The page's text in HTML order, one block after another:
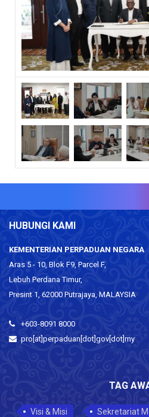
HUBUNGI KAMI
KEMENTERIAN PERPADUAN NEGARA
Aras 5 - 10, Blok F9, Parcel F,
Lebuh Perdana Timur,
Presint 1, 62000 Putrajaya, MALAYSIA
+603-8091 8000
pro[at]perpaduan[dot]gov[dot]my
TAG
Visi & Misi
Sekretariat